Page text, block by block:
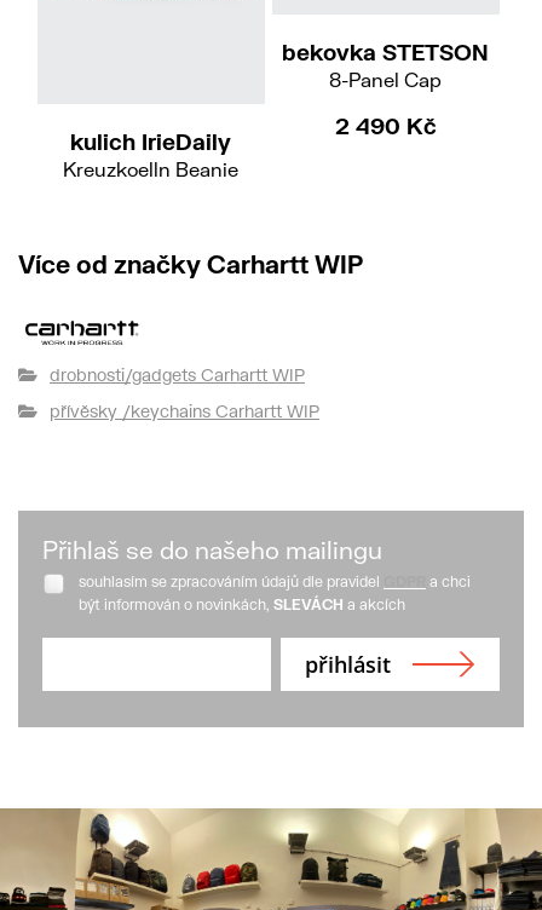
kulich IrieDaily
Kreuzkoelln Beanie
bekovka STETSON
8-Panel Cap
2 490 Kč
Více od značky Carhartt WIP
drobnosti/gadgets Carhartt WIP
přívěsky /keychains Carhartt WIP
Přihlaš se do našeho mailingu
souhlasím se zpracováním údajů dle pravidel
a chci
být informován o novinkách, SLEVÁCH a akcích